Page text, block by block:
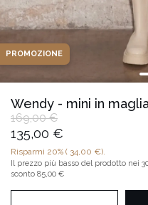
PROMOZIONE
Wendy - mini in
169,00 €
135,00 €
Risparmi 20% ( 34,00 €).
Il prezzo più basso del prodotto nei
sconto 85,00 €